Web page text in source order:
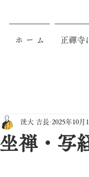
ホ ー ム 正禪寺
坐禅・写
洸大 吉長 2025年10月